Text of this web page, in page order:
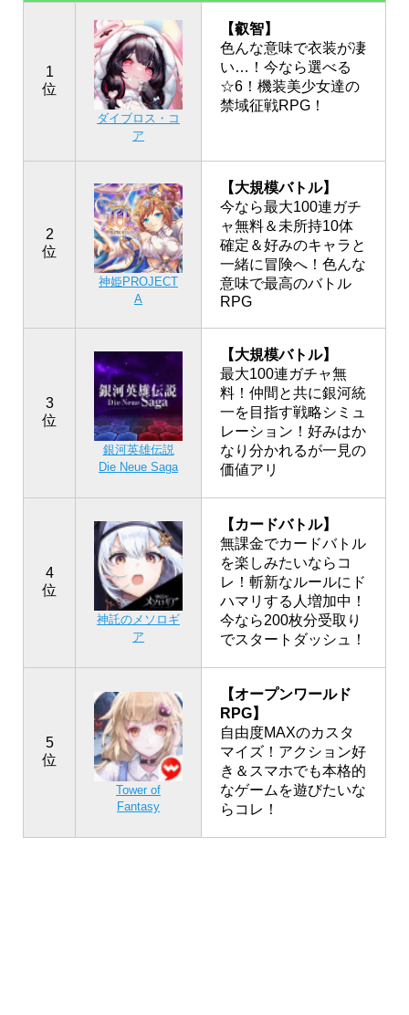
1
位
ダイブロス・コ
ア
【叡智】
色んな意味で衣装が凄
い…！今なら選べる
☆6！機装美少女達の
禁域征戦RPG！
2
位
神姫PROJECT
A
【大規模バトル】
今なら最大100連ガチ
ャ無料＆未所持10体
確定＆好みのキャラと
一緒に冒険へ！色んな
意味で最高のバトル
RPG
3
位
銀河英雄伝説
Die Neue Saga
【大規模バトル】
最大100連ガチャ無
料！仲間と共に銀河統
一を目指す戦略シミュ
レーション！好みはか
なり分かれるが一見の
価値アリ
4
位
神託のメソロギ
ア
【カードバトル】
無課金でカードバトル
を楽しみたいならコ
レ！斬新なルールにド
ハマリする人増加中！
今なら200枚分受取り
でスタートダッシュ！
5
位
Tower of
Fantasy
【オープンワールド
RPG】
自由度MAXのカスタ
マイズ！アクション好
き＆スマホでも本格的
なゲームを遊びたいな
らコレ！